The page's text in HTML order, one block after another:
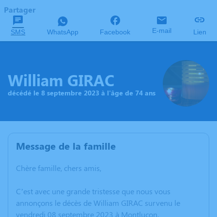
Partager
SMS WhatsApp Facebook E-mail Lien
William GIRAC
décédé le 8 septembre 2023 à l'âge de 74 ans
Message de la famille
Chère famille, chers amis,
C’est avec une grande tristesse que nous vous
annonçons le décès de William GIRAC survenu le
vendredi 08 septembre 2023 à Montluçon.